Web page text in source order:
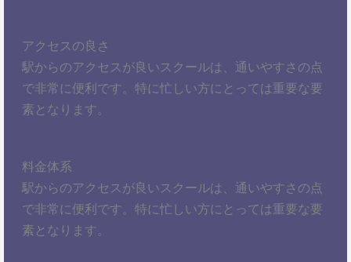
アクセスの良さ
駅からのアクセスが良いスクールは、通いやすさの点
で非常に便利です。特に忙しい方にとっては重要な要
素となります。
料金体系
駅からのアクセスが良いスクールは、通いやすさの点
で非常に便利です。特に忙しい方にとっては重要な要
素となります。